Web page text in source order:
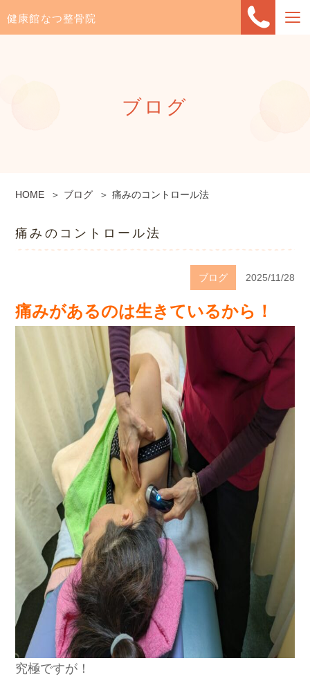
健康館なつ整骨院
ブログ
HOME ブログ 痛みのコントロール法
痛みのコントロール法
ブログ 2025/11/28
痛みがあるのは生きているから！
究極ですが！